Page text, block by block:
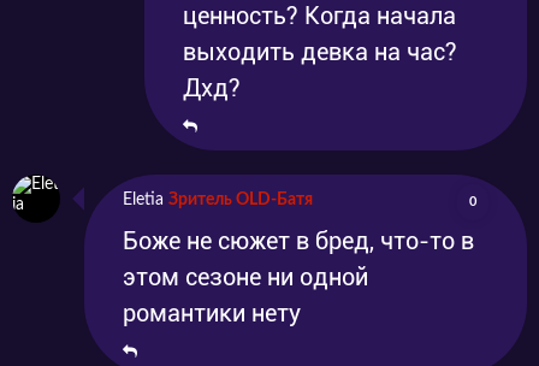
ценность? Когда начала
выходить девка на час?
Дхд?
Eletia Зритель OLD-Батя 0
Боже не сюжет в бред, что-то в
этом сезоне ни одной
романтики нету